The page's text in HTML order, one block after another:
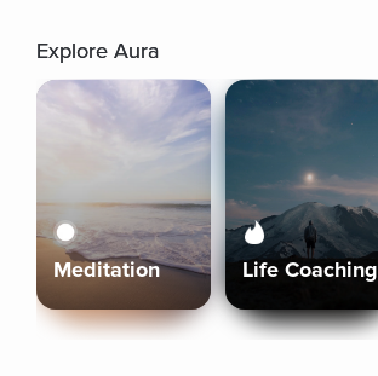
Explore Aura
Meditation Life Coaching